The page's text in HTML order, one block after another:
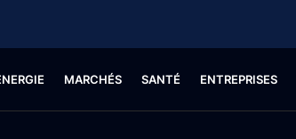
MARCHÉS SANTÉ ENTREPRISES